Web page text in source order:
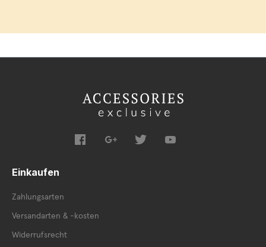
Einkaufen
Zahlungsarten
Versandarten & -kosten
Widerrufsrecht